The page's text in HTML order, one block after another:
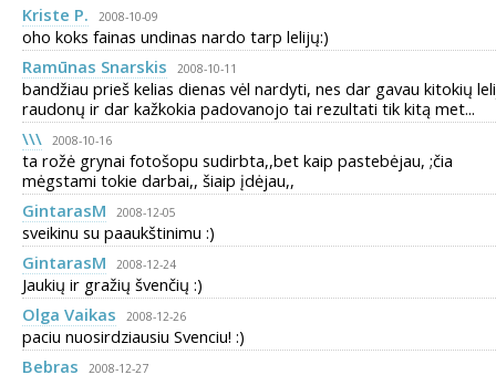
Kriste P.
2008-10-09
oho koks fainas undinas nardo tarp lelijų:)
Ramūnas Snarskis
2008-10-11
bandžiau prieš kelias dienas vėl nardyti, nes dar gavau kitokių
raudonų ir dar kažkokia padovanojo tai rezultati tik kitą met...
\\\
2008-10-16
ta rožė grynai fotošopu sudirbta,,bet kaip pastebėjau, ;čia
mėgstami tokie darbai,, šiaip įdėjau,,
GintarasM
2008-12-05
sveikinu su paaukštinimu :)
GintarasM
2008-12-24
Jaukių ir gražių švenčių :)
Olga Vaikas
2008-12-26
paciu nuosirdziausiu Svenciu! :)
Bebras
2008-12-27